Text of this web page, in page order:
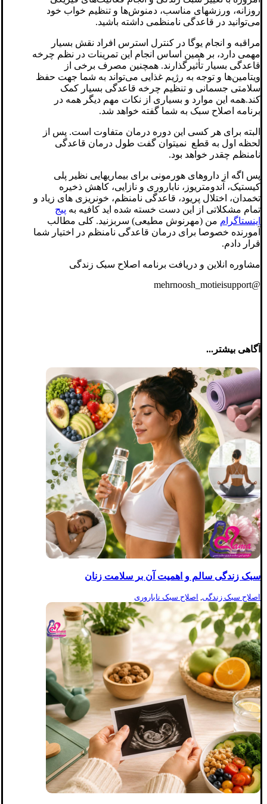
روزانه، ورزشهای مناسب، دمنوش‌ها و تنظیم خواب خود
می‌توانید در قاعدگی نامنظمی داشته باشید.
مراقبه و انجام یوگا در کنترل استرس افراد نقش بسیار
مهمی دارد، بر همین اساس انجام این تمرینات در نظم چرخه
قاعدگی بسیار تأثیرگذارند. همچنین مصرف برخی از
ویتامین‌ها و توجه به رژیم غذایی می‌تواند به شما جهت حفظ
سلامتی جسمانی و تنظیم چرخه قاعدگی بسیار کمک
کند.همه این موارد و بسیاری از نکات مهم دیگر همه در
برنامه اصلاح سبک به شما گفته خواهد شد.
البته برای هر کسی این دوره درمان متفاوت است. پس از
لحظه اول به قطع نمیتوان گفت طول درمان قاعدگی
نامنظم چقدر خواهد بود.
پس اگه از داروهای هورمونی برای بیماریهایی نظیر پلی
کیستیک، آندومتریوز، ناباروری و نازایی، کاهش ذخیره
تخمدان، اختلال پریود، قاعدگی نامنظم، خونریزی های زیاد و
تمام مشکلاتی از این دست خسته شده اید کافیه به پیج
اینستاگرام من (مهرنوش مطیعی) سربزنید. کلی مطالب
آمورنده خصوصا برای درمان قاعدگی نامنظم در اختیار شما
قرار دادم.
مشاوره انلاین و دریافت برنامه اصلاح سبک زندگی
@mehrnoosh_motieisupport
آگاهی بیشتر...
سبک زندگی سالم و اهمیت آن بر سلامت زنان
اصلاح سبک زندگی, اصلاح سبک ناباروری